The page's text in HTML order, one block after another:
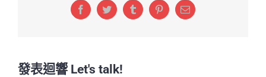
FacebookTwitterTumblrPinterestEmail:
發表迴響 Let's talk!